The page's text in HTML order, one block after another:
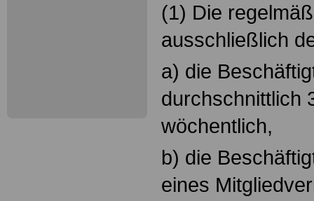
(1) Die
ausschließlich
a) die
durchschnittlich
wöchentlich,
b) die
eines